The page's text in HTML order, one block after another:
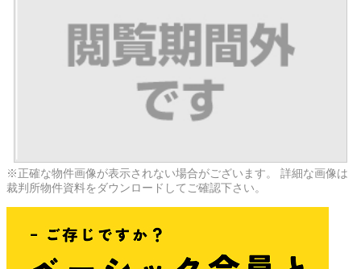
※正確な物件画像が表示されない場合がございます。 詳細な画像は
裁判所物件資料をダウンロードしてご確認下さい。